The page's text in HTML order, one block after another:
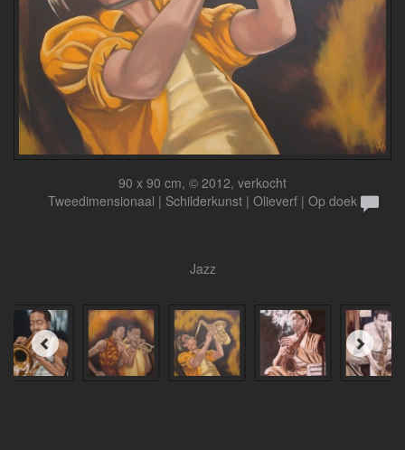
90 x 90 cm, © 2012, verkocht
Tweedimensionaal | Schilderkunst | Olieverf | Op doek
Jazz